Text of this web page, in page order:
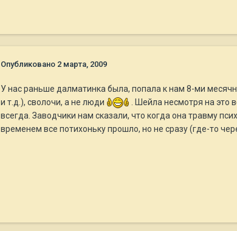
Опубликовано 2 марта, 2009
У нас раньше далматинка была, попала к нам 8-ми
и т.д.), сволочи, а не люди
. Шейла несмотря на это
всегда. Заводчики нам сказали, что когда она травму
временем все потихоньку прошло, но не сразу (где-то